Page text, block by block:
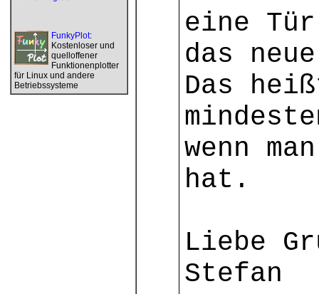
FunkyPlot:
Kostenloser und
quelloffener
Funktionenplotter
für Linux und andere
Betriebssysteme
eine Tür
das
Das
wenn
hat.
Liebe
Stefan